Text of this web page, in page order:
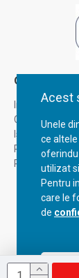
Acest
Unele
ce
utilizat
Pentru
care le
de
Contul Meu
Inregistrare
Contul meu
Istoric comenzi
Recuperare
Returnare